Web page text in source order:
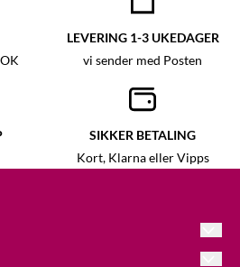
LEVERING 1-3 UKEDAGER
vi sender med Posten
SIKKER BETALING
Kort, Klarna eller Vipps